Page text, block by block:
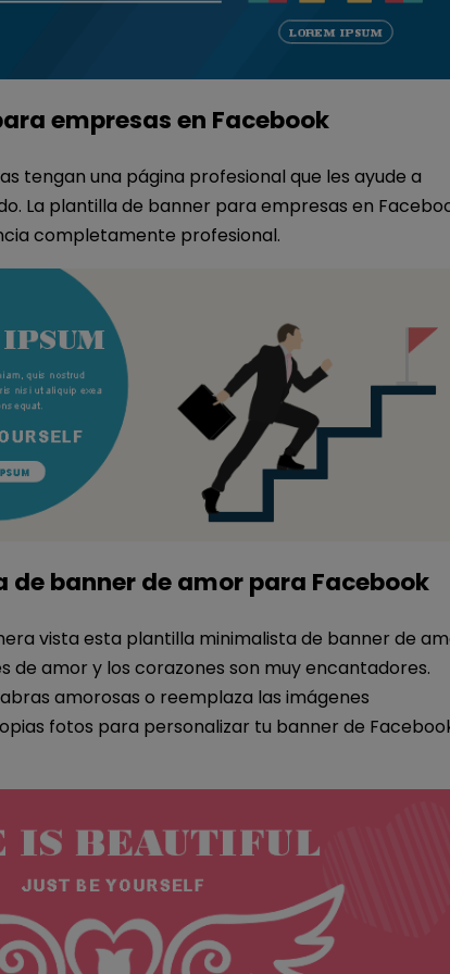
empresas en Facebook
tengan una página profesional que les ayude a
La plantilla de banner para empresas en
completamente profesional.
banner de amor para Facebook
vista esta plantilla minimalista de banner de
de amor y los corazones son muy encantadores.
amorosas o reemplaza las imágenes
fotos para personalizar tu banner de